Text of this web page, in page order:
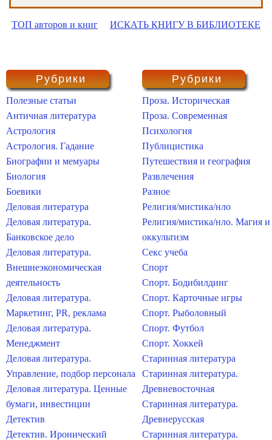
ТОП авторов и книг ИСКАТЬ КНИГУ В БИБЛИОТЕКЕ
Рубрики
Полезные статьи
Античная литература
Астрология
Астрология. Гадание
Биографии и мемуары
Биология
Боевики
Деловая литература
Деловая литература.
Банковское дело
Деловая литература.
Внешнеэкономическая
деятельность
Деловая литература.
Маркетинг, PR, реклама
Деловая литература.
Менеджмент
Деловая литература.
Управление, подбор персонала
Деловая литература. Ценные
бумаги, инвестиции
Детектив
Детектив. Иронический
Рубрики
Проза. Историческая
Проза. Современная
Психология
Публицистика
Путешествия и география
Развлечения
Разное
Религия/мистика/нло
Религия/мистика/нло. Магия и
оккультизм
Секс учеба
Спорт
Спорт. Бодибилдинг
Спорт. Карточные игры
Спорт. Рыболовный
Спорт. Футбол
Спорт. Хоккей
Старинная литература
Старинная литература.
Древневосточная
Старинная литература.
Древнерусская
Старинная литература.